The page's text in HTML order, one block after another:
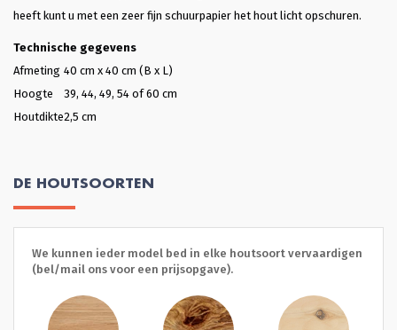
heeft kunt u met een zeer fijn schuurpapier het hout licht opschuren.
Technische gegevens
Afmeting 40 cm x 40 cm (B x L)
Hoogte
39, 44, 49, 54 of 60 cm
Houtdikte2,5 cm
DE HOUTSOORTEN
We kunnen ieder model bed in elke houtsoort vervaardigen
(bel/mail ons voor een prijsopgave).